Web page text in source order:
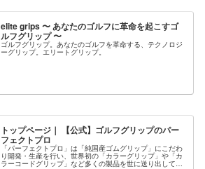
elite grips 〜 あなたのゴルフに革命を起こすゴ
ルフグリップ 〜
ゴルフグリップ。あなたのゴルフを革命する、テクノロジ
ーグリップ。エリートグリップ。
トップページ｜ 【公式】ゴルフグリップのパー
フェクトプロ
「パーフェクトプロ」は「純国産ゴムグリップ」にこだわ
り開発・生産を行い、世界初の「カラーグリップ」や「カ
ラーコードグリップ」など多くの製品を世に送り出してき